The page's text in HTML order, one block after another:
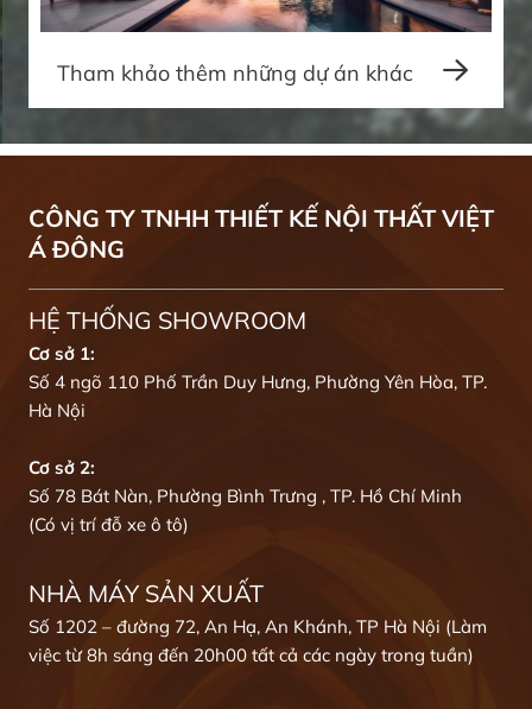
Tham khảo thêm những dự án khác
CÔNG TY TNHH THIẾT KẾ NỘI THẤT VIỆT
Á ĐÔNG
HỆ THỐNG SHOWROOM
Cơ sở 1:
Số 4 ngõ 110 Phố Trần Duy Hưng, Phường Yên Hòa, TP.
Hà Nội
Cơ sở 2:
Số 78 Bát Nàn, Phường Bình Trưng , TP. Hồ Chí Minh
(Có vị trí đỗ xe ô tô)
NHÀ MÁY SẢN XUẤT
Số 1202 – đường 72, An Hạ, An Khánh, TP Hà Nội (Làm
việc từ 8h sáng đến 20h00 tất cả các ngày trong tuần)